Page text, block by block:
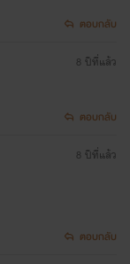
ตอบกลับ
8 ปีที่แล้ว
ตอบกลับ
8 ปีที่แล้ว
ตอบกลับ